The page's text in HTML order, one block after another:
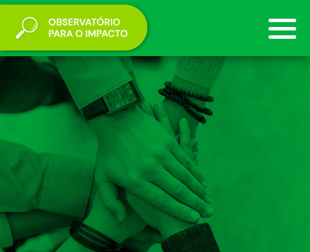
I9SOCIAL
PARCEIROS
PROJECTOS
NOTÍCIAS
AGENDA
RECURSOS